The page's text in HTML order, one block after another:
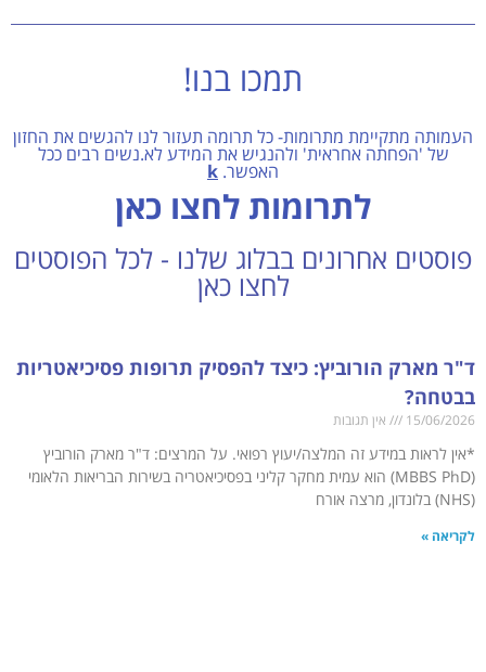
תמכו בנו!
העמותה מתקיימת מתרומות- כל תרומה תעזור לנו להגשים את החזון
של 'הפחתה אחראית' ולהנגיש את המידע לא.נשים רבים ככל
האפשר. k
לתרומות לחצו כאן
פוסטים אחרונים בבלוג שלנו - לכל הפוסטים
לחצו כאן
ד"ר מארק הורוביץ: כיצד להפסיק תרופות פסיכיאטריות
בבטחה?
15/06/2026 אין תגובות
*אין לראות במידע זה המלצה/יעוץ רפואי. על המרצים: ד"ר מארק הורוביץ
(MBBS PhD) הוא עמית מחקר קליני בפסיכיאטריה בשירות הבריאות הלאומי
(NHS) בלונדון, מרצה אורח
לקריאה »